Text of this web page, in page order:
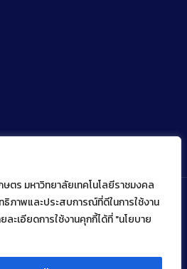
ษตร มหาวิทยาลัยเทคโนโลยีราชมงคล
ภาพและประสบการณ์ที่ดีในการใช้งาน
ละเอียดการใช้งานคุกกี้ได้ที่ "นโยบาย
เทคโนโลยีการเกษตร มหาวิทยาลัย